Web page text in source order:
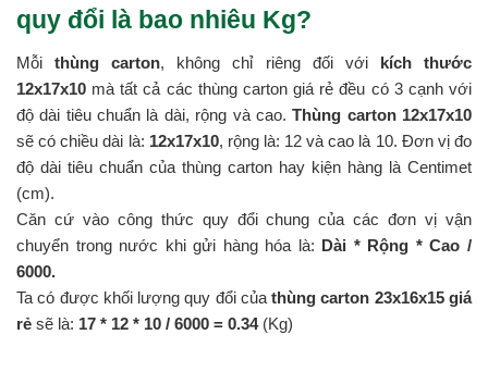
quy đổi là bao nhiêu Kg?
Mỗithùng carton, không chỉ riêng đối với kích thước
12x17x10 mà tất cả các thùng carton giá rẻ đều có 3 cạnh với
độ dài tiêu chuẩn là dài, rộng và cao.Thùng carton 12x17x10
sẽ có chiều dài là: 12x17x10, rộng là: 12 và cao là 10. Đơn vị đo
độ dài tiêu chuẩn của thùng carton hay kiện hàng là Centimet
(cm).
Căn cứ vào công thức quy đổi chung của các đơn vị vận
chuyển trong nước khi gửi hàng hóa là: Dài * Rộng * Cao /
6000.
Ta có được khối lượng quy đổi củathùng carton 23x16x15 giá
rẻ sẽ là: 17 * 12 * 10 / 6000 = 0.34 (Kg)